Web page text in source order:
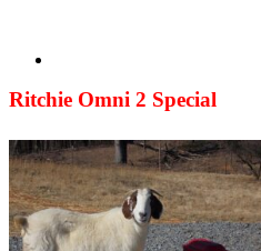
Ritchie Omni 2 Special